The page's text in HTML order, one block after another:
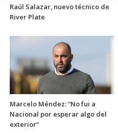
Raúl Salazar, nuevo técnico de
River Plate
Marcelo Méndez: “No fui a
Nacional por esperar algo del
exterior”